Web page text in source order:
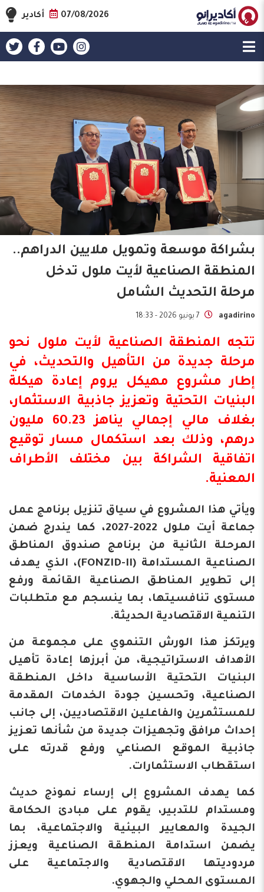
07/08/2026 أكادير
بشراكة موسعة وتمويل ملايين الدراهم..
المنطقة الصناعية لأيت ملول تدخل
مرحلة التحديث الشامل
agadirino 7 يونيو 2026 - 18:33
تتجه المنطقة الصناعية لأيت ملول نحو
مرحلة جديدة من التأهيل والتحديث، في
إطار مشروع مهيكل يروم إعادة هيكلة
البنيات التحتية وتعزيز جاذبية الاستثمار،
بغلاف مالي إجمالي يناهز 60.23 مليون
درهم، وذلك بعد استكمال مسار توقيع
اتفاقية الشراكة بين مختلف الأطراف
المعنية.
ويأتي هذا المشروع في سياق تنزيل برنامج عمل
جماعة أيت ملول 2022-2027، كما يندرج ضمن
المرحلة الثانية من برنامج صندوق المناطق
الصناعية المستدامة (FONZID-II)، الذي يهدف
إلى تطوير المناطق الصناعية القائمة ورفع
مستوى تنافسيتها، بما ينسجم مع متطلبات
التنمية الاقتصادية الحديثة.
ويرتكز هذا الورش التنموي على مجموعة من
الأهداف الاستراتيجية، من أبرزها إعادة تأهيل
البنيات التحتية الأساسية داخل المنطقة
الصناعية، وتحسين جودة الخدمات المقدمة
للمستثمرين والفاعلين الاقتصاديين، إلى جانب
إحداث مرافق وتجهيزات جديدة من شأنها تعزيز
جاذبية الموقع الصناعي ورفع قدرته على
استقطاب الاستثمارات.
كما يهدف المشروع إلى إرساء نموذج حديث
ومستدام للتدبير، يقوم على مبادئ الحكامة
الجيدة والمعايير البيئية والاجتماعية، بما
يضمن استدامة المنطقة الصناعية ويعزز
مردوديتها الاقتصادية والاجتماعية على
المستوى المحلي والجهوي.